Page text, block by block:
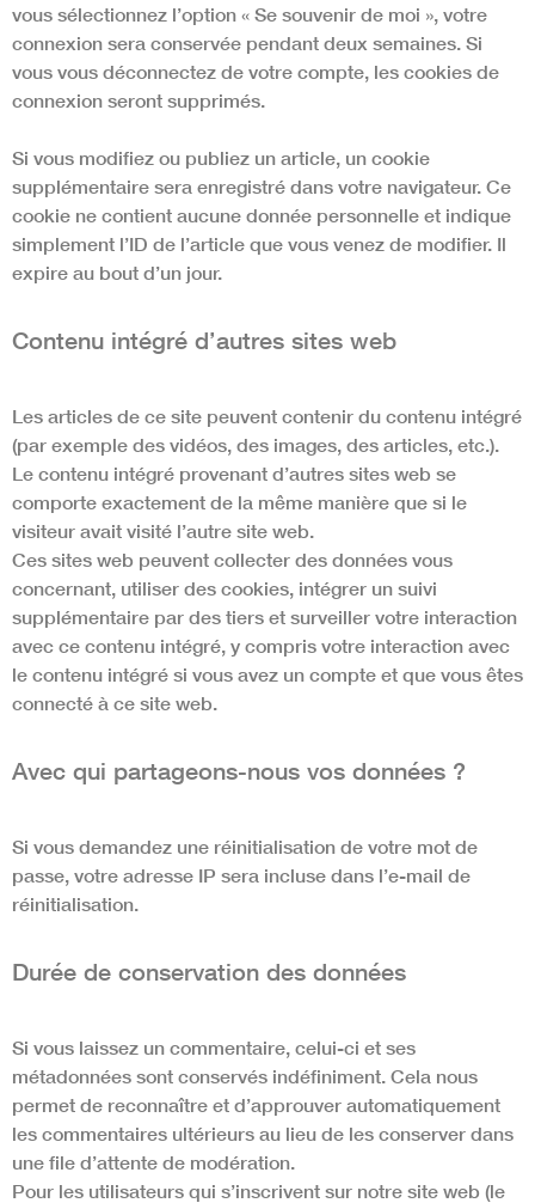
vous sélectionnez l’option « Se souvenir de moi », votre
connexion sera conservée pendant deux semaines. Si
vous vous déconnectez de votre compte, les cookies de
connexion seront supprimés.
Si vous modifiez ou publiez un article, un cookie
supplémentaire sera enregistré dans votre navigateur. Ce
cookie ne contient aucune donnée personnelle et indique
simplement l’ID de l’article que vous venez de modifier. Il
expire au bout d’un jour.
Contenu intégré d’autres sites web
Les articles de ce site peuvent contenir du contenu intégré
(par exemple des vidéos, des images, des articles, etc.).
Le contenu intégré provenant d’autres sites web se
comporte exactement de la même manière que si le
visiteur avait visité l’autre site web.
Ces sites web peuvent collecter des données vous
concernant, utiliser des cookies, intégrer un suivi
supplémentaire par des tiers et surveiller votre interaction
avec ce contenu intégré, y compris votre interaction avec
le contenu intégré si vous avez un compte et que vous êtes
connecté à ce site web.
Avec qui partageons-nous vos données ?
Si vous demandez une réinitialisation de votre mot de
passe, votre adresse IP sera incluse dans l’e-mail de
réinitialisation.
Durée de conservation des données
Si vous laissez un commentaire, celui-ci et ses
métadonnées sont conservés indéfiniment. Cela nous
permet de reconnaître et d’approuver automatiquement
les commentaires ultérieurs au lieu de les conserver dans
une file d’attente de modération.
Pour les utilisateurs qui s’inscrivent sur notre site web (le